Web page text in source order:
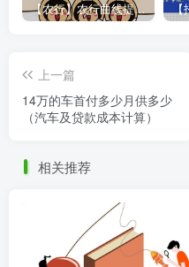
【农行】农行曲线提额，彻底告别“500党”
上一篇
14万的车首付多少月供多少
（汽车及贷款成本计算）
相关推荐